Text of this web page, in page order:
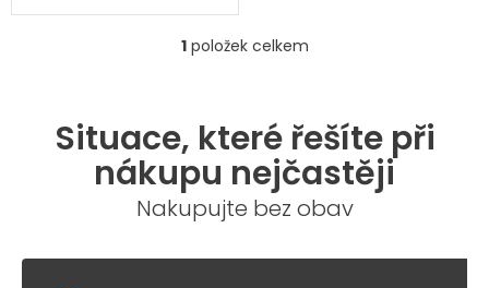
O
d
a
c
í
p
v
1položek celkem
Situace, které řešíte při
nákupu nejčastěji
Nakupujte bez obav